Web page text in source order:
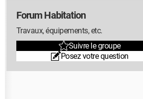
Forum Habitation
Travaux, équipements, etc.
Suivre le groupe
Posez votre question